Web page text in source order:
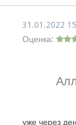
31.01.2022
Оценка:
уже через